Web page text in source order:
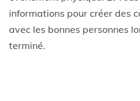
informations pour créer des
avec les bonnes personnes
terminé.